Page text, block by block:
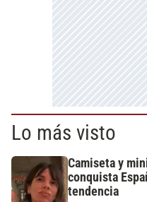
Lo más visto
Camiseta y
conquista
tendencia